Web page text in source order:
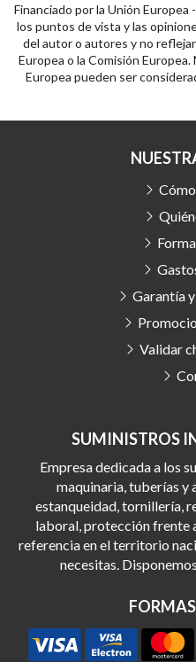
Financiado por la Unión
los puntos de vista y las
del autor o autores y no
Europea o la Comisión
Europea pueden ser
SUMINISTROS
Empresa dedicada a los
maquinaria, tuberías y
estanqueidad, tornillería,
laboral, protección frente
referencia en el territorio
necesitas.
Garantía
Validar